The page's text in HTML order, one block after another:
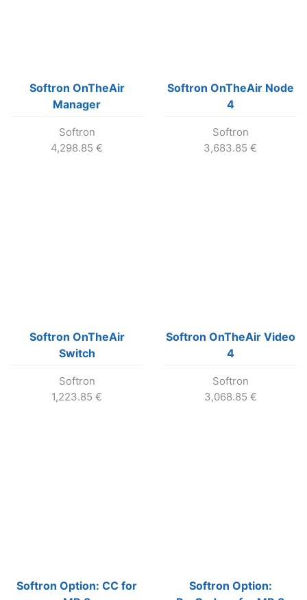
Softron OnTheAir
Manager
Softron
4,298.85 €
Softron OnTheAir Node
4
Softron
3,683.85 €
Softron OnTheAir
Switch
Softron
1,223.85 €
Softron OnTheAir Video
4
Softron
3,068.85 €
Softron Option: CC for
Softron Option: